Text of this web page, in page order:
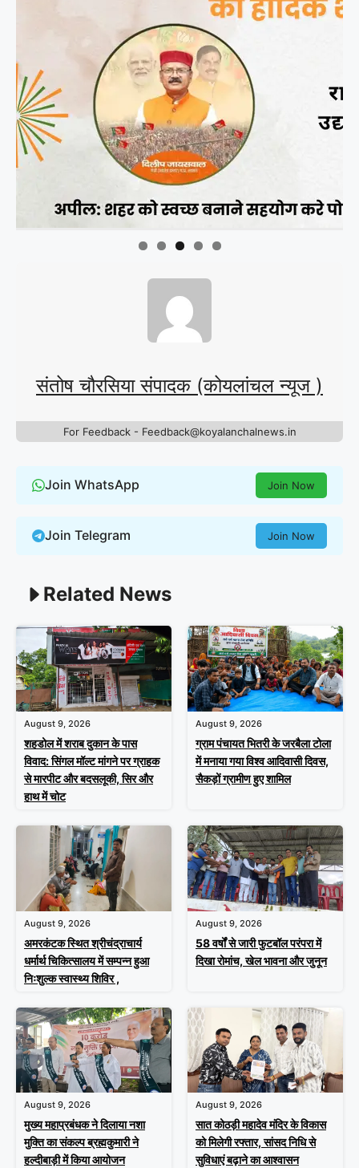
संतोष चौरसिया संपादक (कोयलांचल न्यूज )
For Feedback - Feedback@koyalanchalnews.in
Join WhatsApp Join Now
Join Telegram Join Now
Related News
August 9, 2026
शहडोल में शराब दुकान के पास
विवाद: सिंगल मॉल्ट मांगने पर ग्राहक
से मारपीट और बदसलूकी, सिर और
हाथ में चोट
August 9, 2026
ग्राम पंचायत भितरी के जरबैला टोला
में मनाया गया विश्व आदिवासी दिवस,
सैकड़ों ग्रामीण हुए शामिल
August 9, 2026
अमरकंटक स्थित श्रीचंद्राचार्य
धर्मार्थ चिकित्सालय में सम्पन्न हुआ
निःशुल्क स्वास्थ्य शिविर ,
August 9, 2026
58 वर्षों से जारी फुटबॉल परंपरा में
दिखा रोमांच, खेल भावना और जुनून
August 9, 2026
मुख्य महाप्रबंधक ने दिलाया नशा
मुक्ति का संकल्प ब्रह्मकुमारी ने
हल्दीबाड़ी में किया आयोजन
August 9, 2026
सात कोठड़ी महादेव मंदिर के विकास
को मिलेगी रफ्तार, सांसद निधि से
सुविधाएं बढ़ाने का आश्वासन